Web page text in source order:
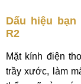
Dấu hiệu
R2
Mặt kính điện
trầy xước, làm